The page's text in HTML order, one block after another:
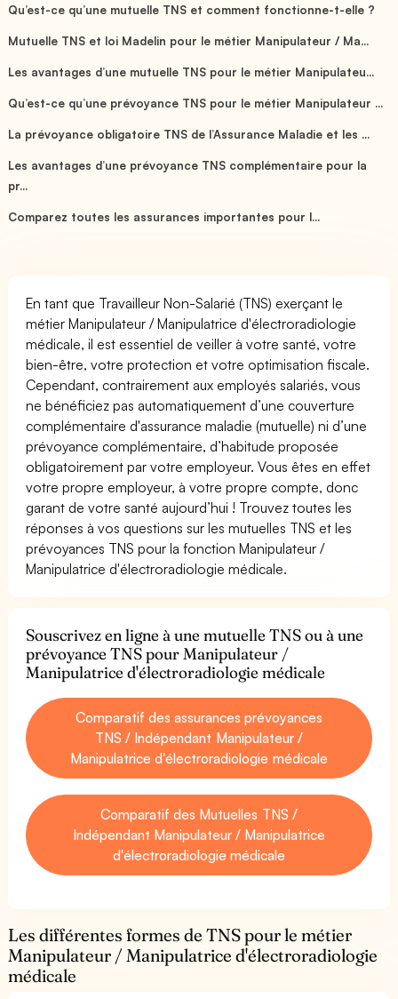
Qu’est-ce qu’une mutuelle TNS et comment fonctionne-t-elle ?
Mutuelle TNS et loi Madelin pour le métier Manipulateur / Ma...
Les avantages d’une mutuelle TNS pour le métier Manipulateu...
Qu’est-ce qu’une prévoyance TNS pour le métier Manipulateur ...
La prévoyance obligatoire TNS de l’Assurance Maladie et les ...
Les avantages d’une prévoyance TNS complémentaire pour la
pr...
Comparez toutes les assurances importantes pour l...
En tant que Travailleur Non-Salarié (TNS) exerçant le
métier Manipulateur / Manipulatrice d'électroradiologie
médicale, il est essentiel de veiller à votre santé, votre
bien-être, votre protection et votre optimisation fiscale.
Cependant, contrairement aux employés salariés, vous
ne bénéficiez pas automatiquement d’une couverture
complémentaire d'assurance maladie (mutuelle) ni d’une
prévoyance complémentaire, d’habitude proposée
obligatoirement par votre employeur. Vous êtes en effet
votre propre employeur, à votre propre compte, donc
garant de votre santé aujourd’hui ! Trouvez toutes les
réponses à vos questions sur les mutuelles TNS et les
prévoyances TNS pour la fonction Manipulateur /
Manipulatrice d'électroradiologie médicale.
Souscrivez en ligne à une mutuelle TNS ou à une
prévoyance TNS pour Manipulateur /
Manipulatrice d'électroradiologie médicale
Comparatif des assurances prévoyances
TNS / Indépendant Manipulateur /
Manipulatrice d'électroradiologie médicale
Comparatif des Mutuelles TNS /
Indépendant Manipulateur / Manipulatrice
d'électroradiologie médicale
Les différentes formes de TNS pour le métier
Manipulateur / Manipulatrice d'électroradiologie
médicale